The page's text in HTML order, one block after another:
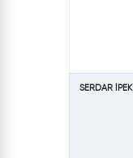
SERDAR İPEK